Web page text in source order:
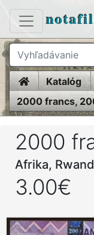
HomeKatalóg
2000 francs,
2000
Afrika,
3.00€